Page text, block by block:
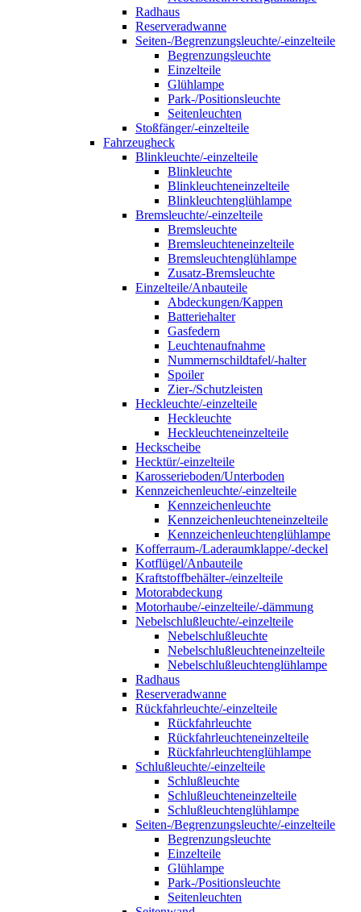
Radhaus
Reserveradwanne
Seiten-/Begrenzungsleuchte/-einzelteile
Begrenzungsleuchte
Einzelteile
Glühlampe
Park-/Positionsleuchte
Seitenleuchten
Stoßfänger/-einzelteile
Fahrzeugheck
Blinkleuchte/-einzelteile
Blinkleuchte
Blinkleuchteneinzelteile
Blinkleuchtenglühlampe
Bremsleuchte/-einzelteile
Bremsleuchte
Bremsleuchteneinzelteile
Bremsleuchtenglühlampe
Zusatz-Bremsleuchte
Einzelteile/Anbauteile
Abdeckungen/Kappen
Batteriehalter
Gasfedern
Leuchtenaufnahme
Nummernschildtafel/-halter
Spoiler
Zier-/Schutzleisten
Heckleuchte/-einzelteile
Heckleuchte
Heckleuchteneinzelteile
Heckscheibe
Hecktür/-einzelteile
Karosserieboden/Unterboden
Kennzeichenleuchte/-einzelteile
Kennzeichenleuchte
Kennzeichenleuchteneinzelteile
Kennzeichenleuchtenglühlampe
Kofferraum-/Laderaumklappe/-deckel
Kotflügel/Anbauteile
Kraftstoffbehälter-/einzelteile
Motorabdeckung
Motorhaube/-einzelteile/-dämmung
Nebelschlußleuchte/-einzelteile
Nebelschlußleuchte
Nebelschlußleuchteneinzelteile
Nebelschlußleuchtenglühlampe
Radhaus
Reserveradwanne
Rückfahrleuchte/-einzelteile
Rückfahrleuchte
Rückfahrleuchteneinzelteile
Rückfahrleuchtenglühlampe
Schlußleuchte/-einzelteile
Schlußleuchte
Schlußleuchteneinzelteile
Schlußleuchtenglühlampe
Seiten-/Begrenzungsleuchte/-einzelteile
Begrenzungsleuchte
Einzelteile
Glühlampe
Park-/Positionsleuchte
Seitenleuchten